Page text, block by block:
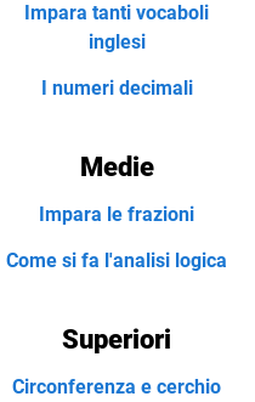
Impara tanti vocaboli
inglesi
I numeri decimali
Medie
Impara le frazioni
Come si fa l'analisi logica
Superiori
Circonferenza e cerchio